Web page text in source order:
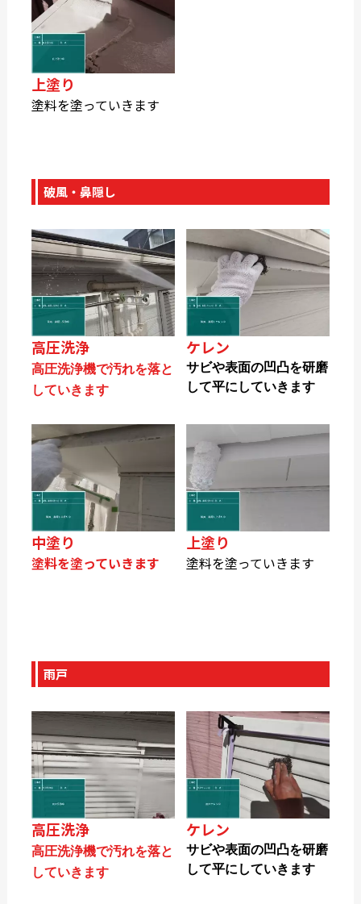
上塗り
塗料を塗っていきます
破風・鼻隠し
高圧洗浄
高圧洗浄機で汚れを落と
していきます
ケレン
サビや表面の凹凸を研磨
して平にしていきます
中塗り
塗料を塗っていきます
上塗り
塗料を塗っていきます
雨戸
高圧洗浄
高圧洗浄機で汚れを落と
していきます
ケレン
サビや表面の凹凸を研磨
して平にしていきます